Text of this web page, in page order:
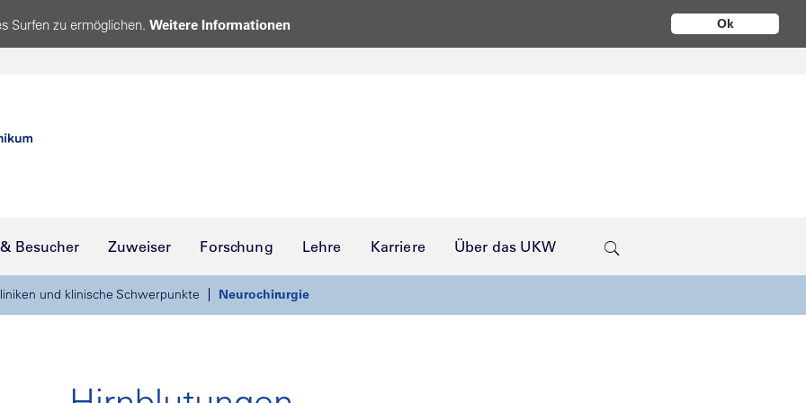
Ok
Surfen zu ermöglichen. Weitere Informationen
Besucher Zuweiser Forschung Lehre Karriere Über das UKW
und klinische Schwerpunkte Neurochirurgie